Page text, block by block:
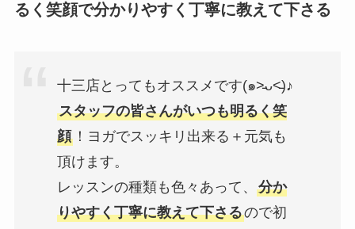
るく笑顔で分かりやすく丁寧に教えて下さる
十三店とってもオススメです(๑˃̵ᴗ˂̵)♪
スタッフの皆さんがいつも明るく笑
顔！ヨガでスッキリ出来る＋元気も
頂けます。
レッスンの種類も色々あって、 分か
りやすく丁寧に教えて下さるので初